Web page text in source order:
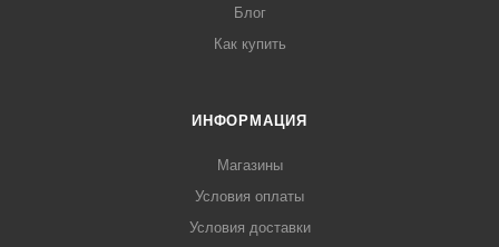
Блог
Как купить
ИНФОРМАЦИЯ
Магазины
Условия оплаты
Условия доставки